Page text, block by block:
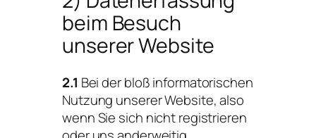
beim Besuch
unserer Website
2.1 Bei der bloß informatorischen
Nutzung unserer Website, also
wenn Sie sich nicht registrieren